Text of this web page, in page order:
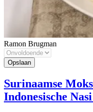
Ramon Brugman
Surinaamse
Indonesische